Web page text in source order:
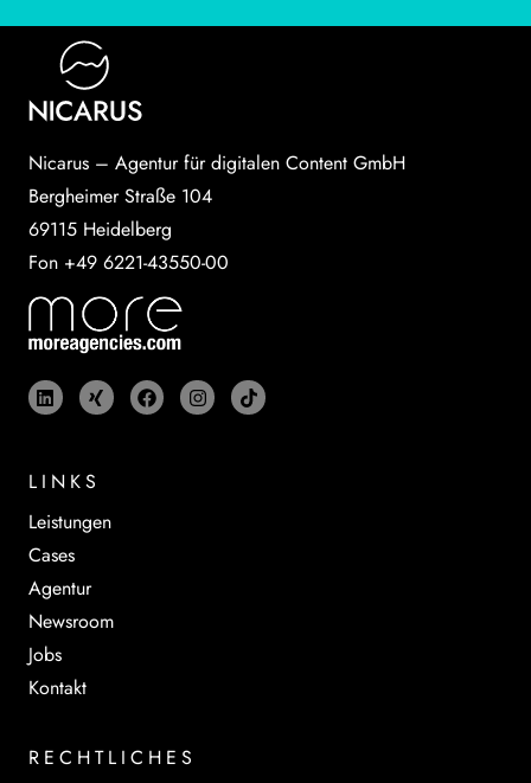
Nicarus – Agentur für digitalen Content GmbH
Bergheimer Straße 104
69115 Heidelberg
Fon +49 6221-43550-00
LINKS
Leistungen
Cases
Agentur
Newsroom
Jobs
Kontakt
RECHTLICHES